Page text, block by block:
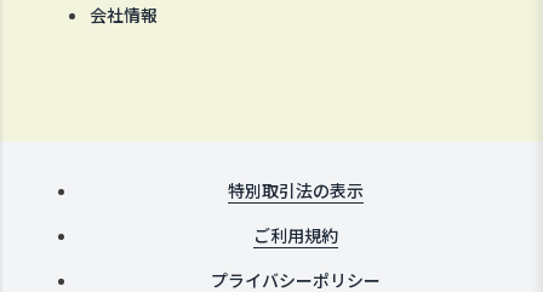
会社情報
特別取引法の表示
ご利用規約
プライバシーポリシー